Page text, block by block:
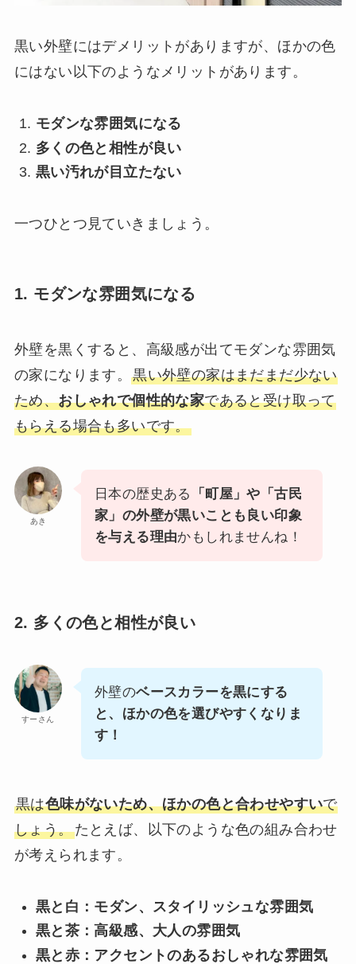
黒い外壁にはデメリットがありますが、ほかの色
にはない以下のようなメリットがあります。
モダンな雰囲気になる
多くの色と相性が良い
黒い汚れが目立たない
一つひとつ見ていきましょう。
1. モダンな雰囲気になる
外壁を黒くすると、高級感が出てモダンな雰囲気
の家になります。黒い外壁の家はまだまだ少ない
ため、おしゃれで個性的な家であると受け取って
もらえる場合も多いです。
あき
日本の歴史ある
「町屋」や「古民
家」の外壁が黒いことも良い印象
を与える理由かもしれませんね！
2. 多くの色と相性が良い
すーさん
外壁のベースカラーを黒にする
と、ほかの色を選びやすくなりま
す！
黒は色味がないため、ほかの色と合わせやすいで
しょう。たとえば、以下のような色の組み合わせ
が考えられます。
黒と白：モダン、スタイリッシュな雰囲気
黒と茶：高級感、大人の雰囲気
黒と赤：アクセントのあるおしゃれな雰囲気